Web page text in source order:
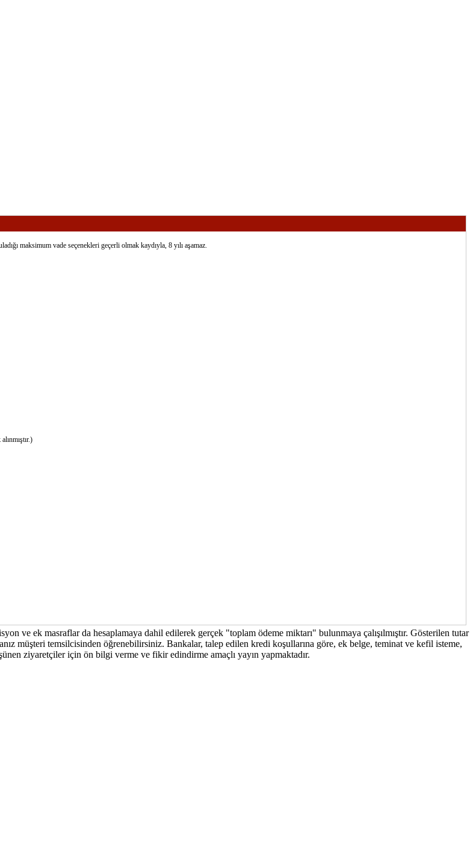
maksimum vade seçenekleri geçerli olmak kaydıyla, 8 yılı aşamaz.
ve ek masraflar da hesaplamaya dahil edilerek gerçek "toplam ödeme miktarı" bulunmaya çalışılmıştır. Gösterilen tutar
müşteri temsilcisinden öğrenebilirsiniz. Bankalar, talep edilen kredi koşullarına göre, ek belge, teminat ve kefil isteme,
ziyaretçiler için ön bilgi verme ve fikir edindirme amaçlı yayın yapmaktadır.